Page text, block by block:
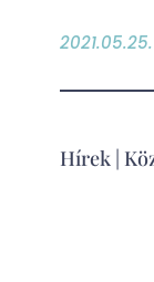
2021.05.25.
Hírek|